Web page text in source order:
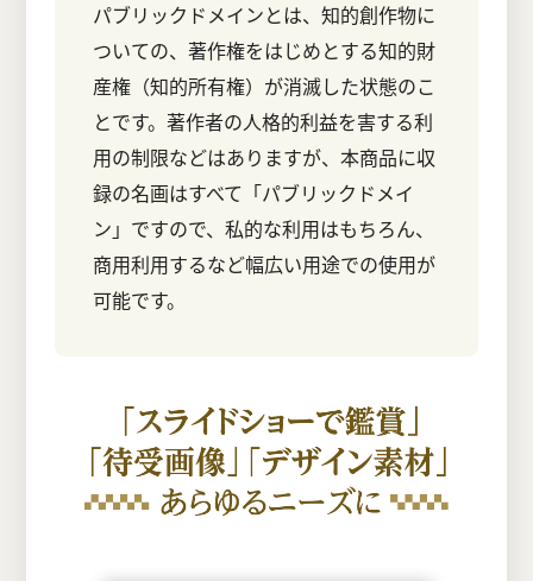
パブリックドメインとは、知的創作物に
ついての、著作権をはじめとする知的財
産権（知的所有権）が消滅した状態のこ
とです。著作者の人格的利益を害する利
用の制限などはありますが、本商品に収
録の名画はすべて「パブリックドメイ
ン」ですので、私的な利用はもちろん、
商用利用するなど幅広い用途での使用が
可能です。